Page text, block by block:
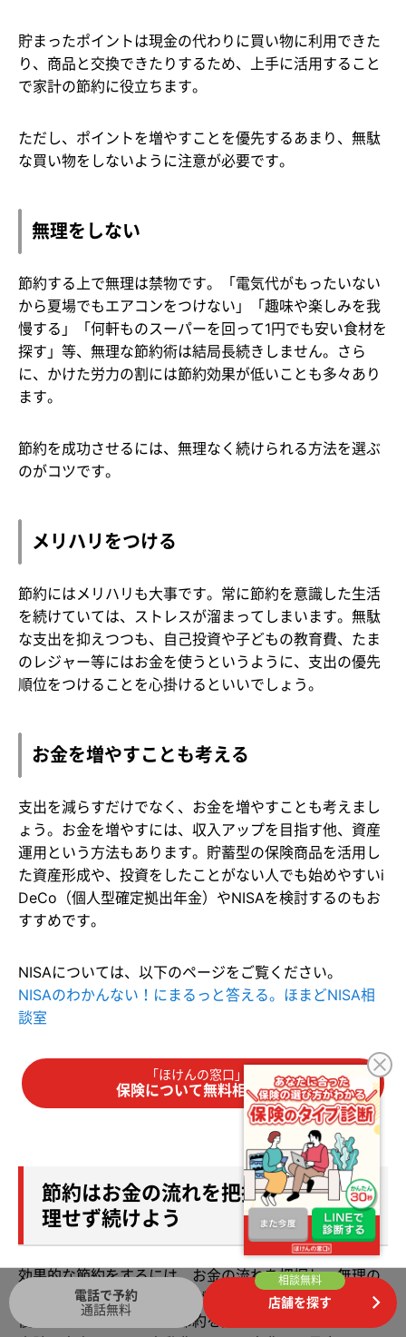
貯まったポイントは現金の代わりに買い物に利用できた
り、商品と交換できたりするため、上手に活用すること
で家計の節約に役立ちます。
ただし、ポイントを増やすことを優先するあまり、無駄
な買い物をしないように注意が必要です。
無理をしない
節約する上で無理は禁物です。「電気代がもったいない
から夏場でもエアコンをつけない」「趣味や楽しみを我
慢する」「何軒ものスーパーを回って1円でも安い食材を
探す」等、無理な節約術は結局長続きしません。さら
に、かけた労力の割には節約効果が低いことも多々あり
ます。
節約を成功させるには、無理なく続けられる方法を選ぶ
のがコツです。
メリハリをつける
節約にはメリハリも大事です。常に節約を意識した生活
を続けていては、ストレスが溜まってしまいます。無駄
な支出を抑えつつも、自己投資や子どもの教育費、たま
のレジャー等にはお金を使うというように、支出の優先
順位をつけることを心掛けるといいでしょう。
お金を増やすことも考える
支出を減らすだけでなく、お金を増やすことも考えまし
ょう。お金を増やすには、収入アップを目指す他、資産
運用という方法もあります。貯蓄型の保険商品を活用し
た資産形成や、投資をしたことがない人でも始めやすいi
DeCo（個人型確定拠出年金）やNISAを検討するのもお
すすめです。
NISAについては、以下のページをご覧ください。
NISAのわかんない！にまるっと答える。ほまどNISA相
談室
「ほけんの窓口」で
保険について無料相談する
節約はお金の流れを把握した上で無
理せず続けよう
効果的な節約をするには、お金の流れを把握し、無理の
ない方法で続けていくことが大切です。お金の使い方に
優先順位をつけ、上手な節約を実践していきましょう。
電話で予約
通話無料
店舗を探す
相談無料